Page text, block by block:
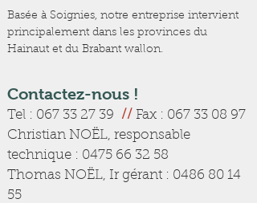
Basée à Soignies, notre entreprise intervient
principalement dans les provinces du
Hainaut et du Brabant wallon.
Contactez-nous !
Tel : 067 33 27 39 // Fax : 067 33 08 97
Christian NOËL, responsable
technique : 0475 66 32 58
Thomas NOËL, Ir gérant : 0486 80 14
55